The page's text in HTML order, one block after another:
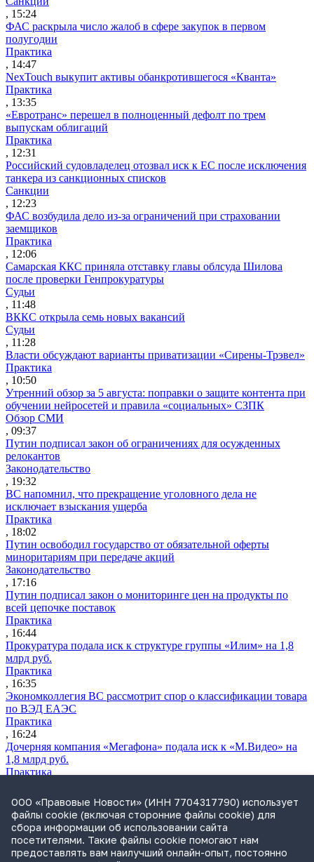
, 15:24
ФАС раскрыла число жалоб в сфере закупок в первом
полугодии
Практика
, 14:47
NexTouch выкупит активы обанкротившегося «Кванта»
Практика
, 13:35
«Евротранс» перешел в полноценный дефолт по трем
выпускам облигаций
Практика
, 12:31
Российский судовладелец отозвал иск к ЕС после исключения
танкера из санкционных списков
Санкции
, 12:23
ФАС возбудила дело из-за ограничений при страховании
заемщиков
Практика
, 12:06
Самарская ККС приняла отставку главы облсуда Шилова
после проверки Генпрокуратуры
Судьи
, 11:48
ВККС открыла семь новых вакансий
Судьи
, 11:28
Власти обсуждают варианты приватизации «Сирены-Трэвел»
Практика
, 10:50
Утренний обзор за 5 августа: поправки о защите контента при
обучении нейросетей и правила «социальных» СЗПК
Обзор СМИ
, 09:37
Путин подписал закон об ограничениях для осужденных
релокантов
Законодательство
, 19:32
ВС напомнил, что прекращение уголовного дела не
исключает взыскания ущерба
Практика
, 18:02
Путин освободил государство от обязательной оферты
миноритариям при передаче акций
Законодательство
, 17:16
Путин подписал закон о мониторинге цен на продукты по
всей цепочке поставок
Практика
, 16:44
Прокуратура подала иск к структуре группы «Илим» на 1,8
млрд руб.
Практика
, 16:35
Экономколлегия ВС рассмотрит спор о классификации товара
по ВЭД ЕАЭС
Практика
, 16:24
Дочерняя компания «Мегафона» подала иск к «М.Видео» на
1,8 млрд руб.
Практика
СИП проверит отмену патента на систему управления
устройствами после возражений «Яндекса»
Практика
, 15:17
Суды 10 стран рассматривают иски российской «дочки»
ООО «Правовые Новости» (ИНН 7704317790) использует
файлы cookie (включая сторонние файлы cookie) для
сбора информации об использовании сайта
посетителями. Такие файлы cookie помогают нам
предоставлять вам наилучший онлайн-опыт, постоянно